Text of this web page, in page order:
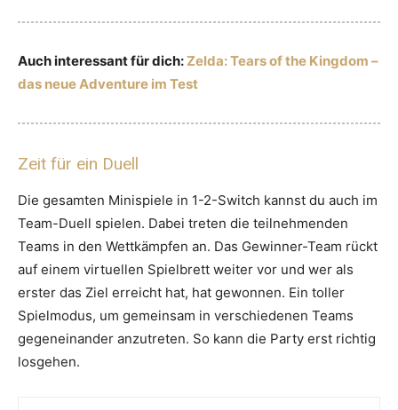
Auch interessant für dich:Zelda: Tears of the Kingdom –
das neue Adventure im Test
Zeit für ein Duell
Die gesamten Minispiele in 1-2-Switch kannst du auch im
Team-Duell spielen. Dabei treten die teilnehmenden
Teams in den Wettkämpfen an. Das Gewinner-Team rückt
auf einem virtuellen Spielbrett weiter vor und wer als
erster das Ziel erreicht hat, hat gewonnen. Ein toller
Spielmodus, um gemeinsam in verschiedenen Teams
gegeneinander anzutreten. So kann die Party erst richtig
losgehen.